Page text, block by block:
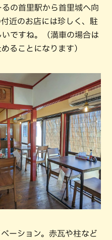
るの首里駅から首里城へ向
近のお店には珍しく、駐
ですね。（満車の場合は
ることになります）
ーション。赤瓦や柱など